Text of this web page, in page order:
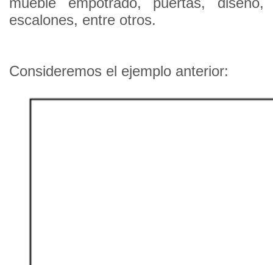
escalones, entre otros.
Consideremos el ejemplo anterior: